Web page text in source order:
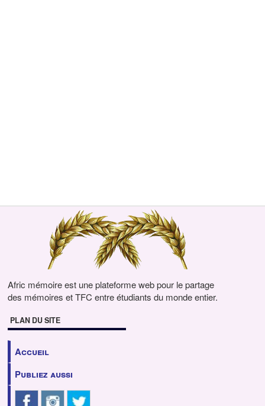
Afric mémoire est une plateforme web pour le partage
des mémoires et TFC entre étudiants du monde entier.
PLAN DU SITE
Accueil
Publiez aussi